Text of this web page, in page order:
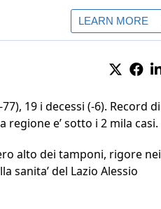
19 i decessi (-6). Record di
e’ sotto i 2 mila casi.
alto dei tamponi, rigore nei
sanita’ del Lazio Alessio